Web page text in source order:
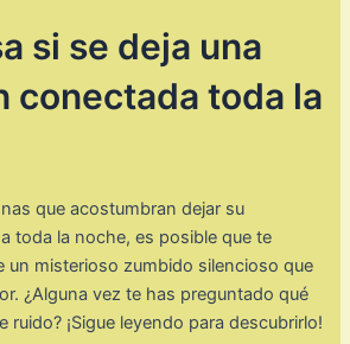
si se deja una
conectada toda la
que acostumbran dejar su
toda la noche, es posible que te
un misterioso zumbido silencioso que
¿Alguna vez te has preguntado qué
ruido? ¡Sigue leyendo para descubrirlo!